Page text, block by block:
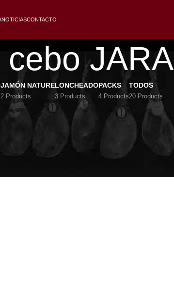
NOTICIASCONTACTO
JARA
JAMÓN NATURE
2 Products
LONCHEADO
3 Products
PACKS
4 Products
TODOS
20 Products